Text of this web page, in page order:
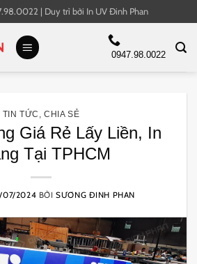
| Duy trì bởi In UV Đinh Phan
0947.98.0022
TIN TỨC ,CHIA SẺ
Giá Rẻ Lấy Liền, In
Tại TPHCM
07/2024 BỞISƯƠNG ĐINH PHAN